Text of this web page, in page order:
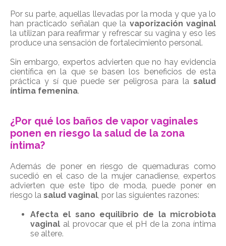
Por su parte, aquellas llevadas por la moda y que ya lo
han practicado señalan que la vaporización vaginal
la utilizan para reafirmar y refrescar su vagina y eso les
produce una sensación de fortalecimiento personal.
Sin embargo, expertos advierten que no hay evidencia
científica en la que se basen los beneficios de esta
práctica y sí que puede ser peligrosa para la salud
íntima femenina.
¿Por qué los baños de vapor vaginales
ponen en riesgo la salud de la zona
íntima?
Además de poner en riesgo de quemaduras como
sucedió en el caso de la mujer canadiense, expertos
advierten que este tipo de moda, puede poner en
riesgo la salud vaginal, por las siguientes razones:
Afecta el sano equilibrio de la microbiota
vaginal al provocar que el pH de la zona íntima
se altere.